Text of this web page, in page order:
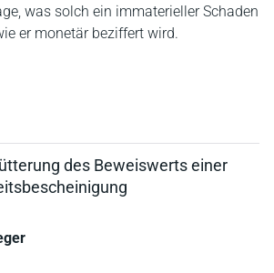
was solch ein immaterieller Schaden
er monetär beziffert wird.
des Beweiswerts einer